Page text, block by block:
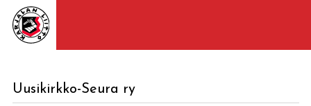
Uusikirkko-Seura ry